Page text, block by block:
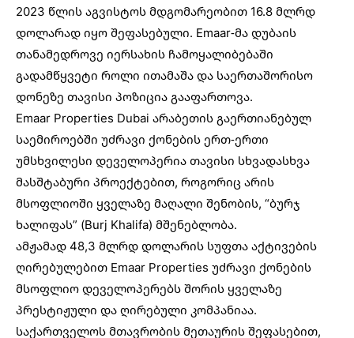
2023 წლის აგვისტოს მდგომარეობით 16.8 მლრდ
დოლარად იყო შეფასებული. Emaar-მა დუბაის
თანამედროვე იერსახის ჩამოყალიბებაში
გადამწყვეტი როლი ითამაშა და საერთაშორისო
დონეზე თავისი პოზიცია გააფართოვა.
Emaar Properties Dubai არაბეთის გაერთიანებულ
საემიროებში უძრავი ქონების ერთ-ერთი
უმსხვილესი დეველოპერია თავისი სხვადასხვა
მასშტაბური პროექტებით, როგორიც არის
მსოფლიოში ყველაზე მაღალი შენობის, “ბურჯ
ხალიფას” (Burj Khalifa) მშენებლობა.
ამჟამად 48,3 მლრდ დოლარის სუფთა აქტივების
ღირებულებით Emaar Properties უძრავი ქონების
მსოფლიო დეველოპერებს შორის ყველაზე
პრესტიჟული და ღირებული კომპანიაა.
საქართველოს მთავრობის მეთაურის შეფასებით,